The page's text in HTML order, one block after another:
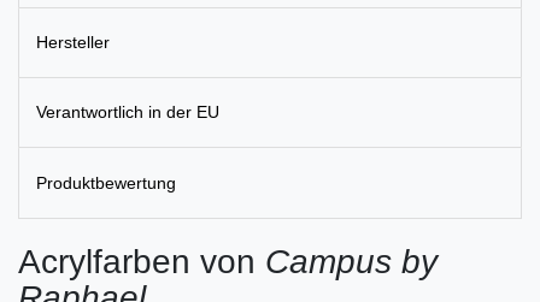
Hersteller
Verantwortlich in der EU
Produktbewertung
Acrylfarben von Campus by